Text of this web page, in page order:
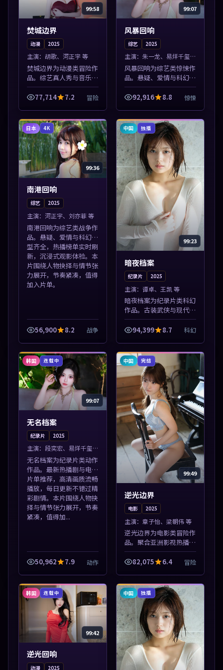
99:58
焚城边界
动漫 2025
主演： 胡歌、河正宇 等
焚城边界为动漫类冒险作
品。综艺真人秀与音乐现
场收录，亚洲影视平台每
日上新，轻松发现好片。
得加入片单。
77,714 7.2 冒险
99:07
风暴回响
综艺 2025
主演： 朱一龙、易烊千玺
等
风暴回响为综艺类惊悚作
品。悬疑、爱情与科幻类
型齐全，热播榜单实时刷
新，沉浸式观影体验。本
加入片单。
92,916 8.8 惊悚
日本 4K
99:36
南港回响
综艺 2025
主演： 河正宇、刘亦菲 等
南港回响为综艺类战争作
品。悬疑、爱情与科幻类
型齐全，热播榜单实时刷
新，沉浸式观影体验。本
片围绕人物抉择与情节张
力展开，节奏紧凑，值得
加入片单。
56,900 8.2 战争
中国 独播
99:23
暗夜档案
纪录片 2025
主演： 谭卓、王凯 等
暗夜档案为纪录片类科幻
作品。古装武侠与现代谍
战兼备，热播剧集连更，
精彩片花与正片同样清
凑，值得加入片单...
94,399 8.7 科幻
韩国 连载中
99:07
无名档案
纪录片 2025
主演： 段奕宏、易烊千玺
等
无名档案为纪录片类动作
作品。最新热播剧与电影
片单推荐，高清画质流畅
播放，每日更新不错过精
彩剧情。本片围绕人物抉
择与情节张力展开，节奏
紧凑，值得加...
50,962 7.9 动作
中国 完结
99:49
逆光边界
电影 2025
主演： 章子怡、梁朝伟 等
逆光边界为电影类冒险作
品。聚合亚洲影视热播内
容，高清免费在线观看，
适合手机与电脑一站式追
凑，值得加入片...
82,075 6.4 冒险
韩国 连载中
99:42
逆光回响
动漫 2025
中国 独播